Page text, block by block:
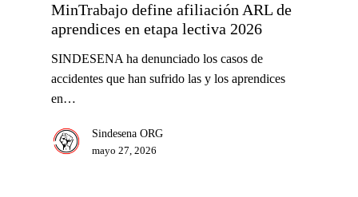
MinTrabajo define afiliación ARL de
aprendices en etapa lectiva 2026
SINDESENA ha denunciado los casos de
accidentes que han sufrido las y los aprendices
en…
Sindesena ORG
mayo 27, 2026